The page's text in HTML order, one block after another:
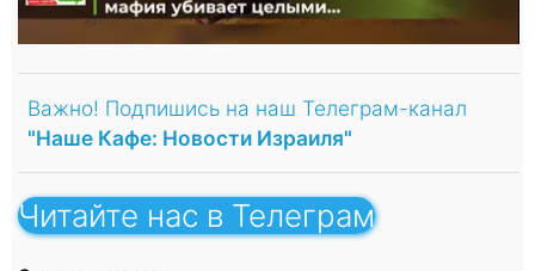
Важно! Подпишись на наш Телеграм-канал
"Наше Кафе: Новости Израиля"
Читайте нас в Телеграм